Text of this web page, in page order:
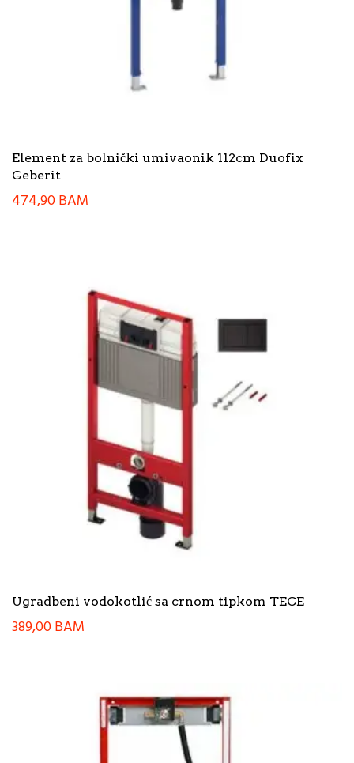
Element za bolnički umivaonik 112cm Duofix
Geberit
474,90BAM
Ugradbeni vodokotlić sa crnom tipkom TECE
389,00BAM